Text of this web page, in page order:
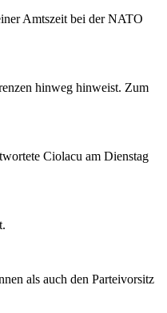
Amtszeit bei der NATO
hinweg hinweist. Zum
Ciolacu am Dienstag
als auch den Parteivorsitz